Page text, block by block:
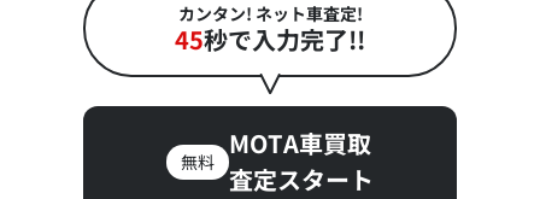
カンタン! ネット車査定!
45秒で入力完了!!
無料
MOTA車買取
査定スタート